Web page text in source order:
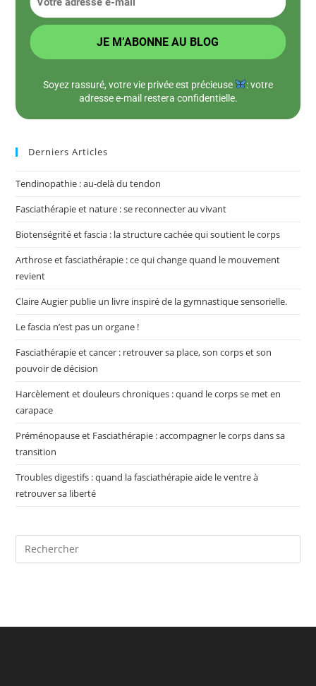
Soyez rassuré, votre vie privée est précieuse
: votre
adresse e-mail restera confidentielle.
Derniers Articles
Tendinopathie : au-delà du tendon
Fasciathérapie et nature : se reconnecter au vivant
Biotenségrité et fascia : la structure cachée qui soutient le corps
Arthrose et fasciathérapie : ce qui change quand le mouvement
revient
Claire Augier publie un livre inspiré de la gymnastique sensorielle.
Le fascia n’est pas un organe !
Fasciathérapie et cancer : retrouver sa place, son corps et son
pouvoir de décision
Harcèlement et douleurs chroniques : quand le corps se met en
carapace
Préménopause et Fasciathérapie : accompagner le corps dans sa
transition
Troubles digestifs : quand la fasciathérapie aide le ventre à
retrouver sa liberté